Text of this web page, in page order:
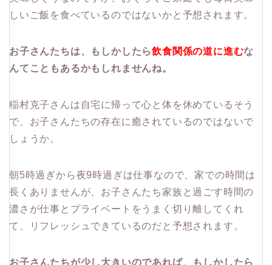
しいご飯を食べているのではないかと予想されます。
お子さんたちは、もしかしたら飲食関係の道に進むな
んてこともあるかもしれませんね。
稲村克子さんは自宅に帰って心と体を休めているそう
で、お子さんたちの存在に癒されているのではないで
しょうか。
朝5時過ぎから夜9時過ぎは仕事なので、家での時間は
長くありませんが、お子さんたち家族と過ごす時間の
濃さが仕事とプライベートをうまく切り離してくれ
て、リフレッシュできているのだと予想されます。
お子さんたちが少し大きいのであれば、もしかしたら